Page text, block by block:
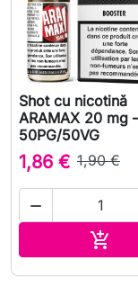
Shot cu nicotină
ARAMAX 20 mg
50PG/50VG
1,86 € 1,90 €

